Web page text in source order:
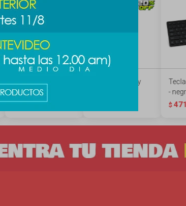
- negro
391
Auriculares Toy
-
$ 471